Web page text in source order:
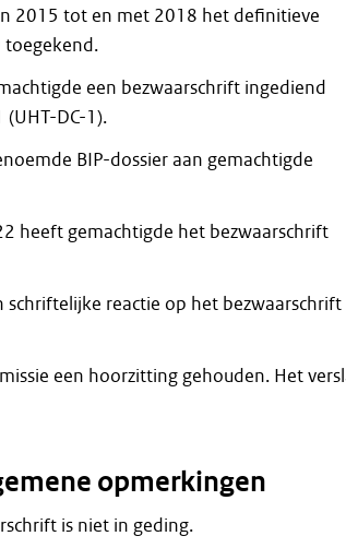
2015 tot en met 2018 het definitieve
toegekend.
een bezwaarschrift ingediend
DC-1).
BIP-dossier aan gemachtigde
heeft gemachtigde het bezwaarschrift
reactie op het bezwaarschrift
een hoorzitting gehouden. Het
opmerkingen
is niet in geding.